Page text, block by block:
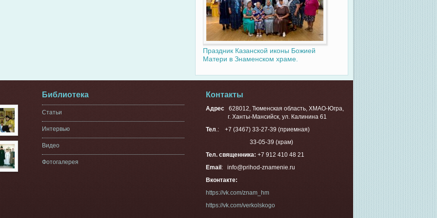
Праздник Казанской иконы Божией
Матери в Знаменском храме.
Библиотека
Статьи
Интервью
Видео
Фотогалерея
Контакты
Адрес 628012, Тюменская область, ХМАО-Югра,
г. Ханты-Мансийск, ул. Калинина 61
Тел.: +7 (3467) 33-27-39 (приемная)
33-05-39 (храм)
Тел. священника: +7 912 410 48 21
Email : info@prihod-znamenie.ru
Вконтакте:
https://vk.com/znam_hm
https://vk.com/verkolskogo